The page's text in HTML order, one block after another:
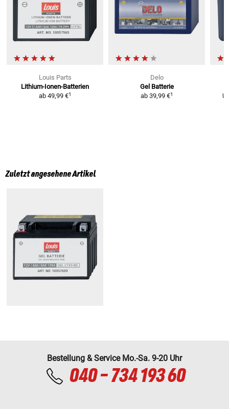
Louis Parts
Lithium-Ionen-Batterien
ab 49,99 €1
Delo
Gel Batterie
ab 39,99 €1
Zuletzt angesehene Artikel
Bestellung & Service Mo.-Sa. 9-20 Uhr
040 - 734 193 60